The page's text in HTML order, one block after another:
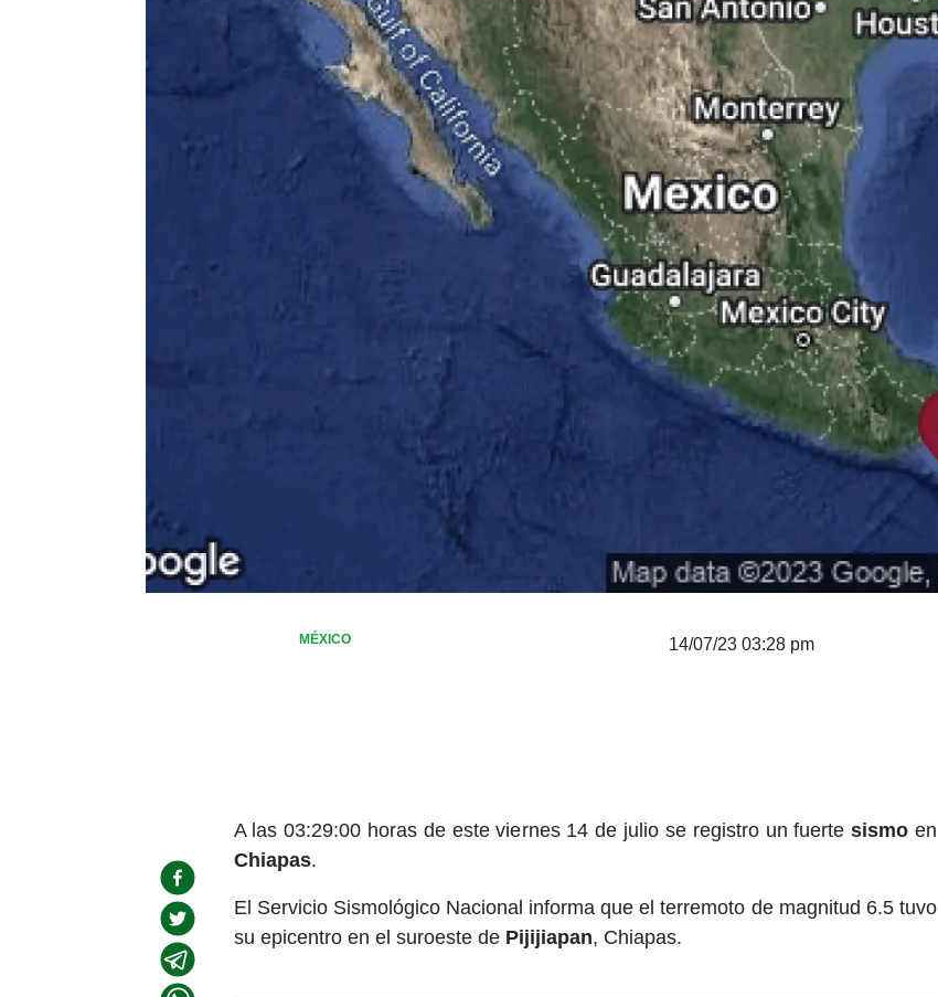
MÉXICO 14/07/23 03:28 pm
A las 03:29:00 horas de este viernes 14 de julio se registro un fuertesismoen
Chiapas.
El Servicio Sismológico Nacional informa que el terremoto de magnitud 6.5 tuvo
su epicentro en el suroeste de Pijijiapan, Chiapas.